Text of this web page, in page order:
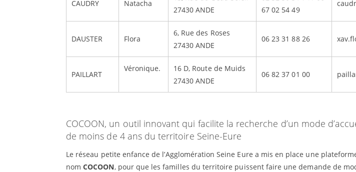
CAUDRY Natacha
27430 ANDE
67 02 54 49
DAUSTER Flora
6, Rue des Roses
27430 ANDE
06 23 31 88 26
PAILLART
Véronique.
16 D, Route de Muids
27430 ANDE
06 82 37 01 00
COCOON, un outil innovant qui facilite la recherche d’un mode
de moins de 4 ans du territoire Seine-Eure
Le réseau petite enfance de l’Agglomération Seine Eure a mis en place une
nom COCOON, pour que les familles du territoire puissent faire une demande de